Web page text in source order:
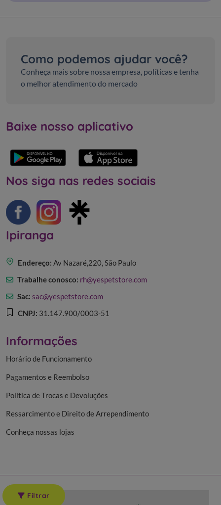
Filtrar
Como podemos ajudar você?
Conheça mais sobre nossa empresa, políticas e tenha
o melhor atendimento do mercado
Baixe nosso aplicativo
Nos siga nas redes sociais
Ipiranga
Endereço: Av Nazaré,220, São Paulo
Trabalhe conosco: rh@yespetstore.com
Sac: sac@yespetstore.com
CNPJ: 31.147.900/0003-51
Informações
Horário de Funcionamento
Pagamentos e Reembolso
Política de Trocas e Devoluções
Ressarcimento e Direito de Arrependimento
Conheça nossas lojas